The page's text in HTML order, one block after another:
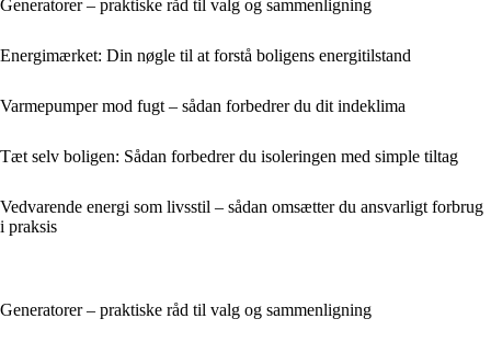
Generatorer – praktiske råd til valg og sammenligning
Energimærket: Din nøgle til at forstå boligens energitilstand
Varmepumper mod fugt – sådan forbedrer du dit indeklima
Tæt selv boligen: Sådan forbedrer du isoleringen med simple tiltag
Vedvarende energi som livsstil – sådan omsætter du ansvarligt forbrug
i praksis
Generatorer – praktiske råd til valg og sammenligning